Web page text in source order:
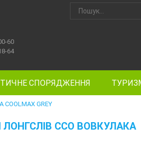
60
64
СПОРЯДЖЕННЯ
GREY
ЛОНГСЛІВ ССО ВОВКУЛАКА